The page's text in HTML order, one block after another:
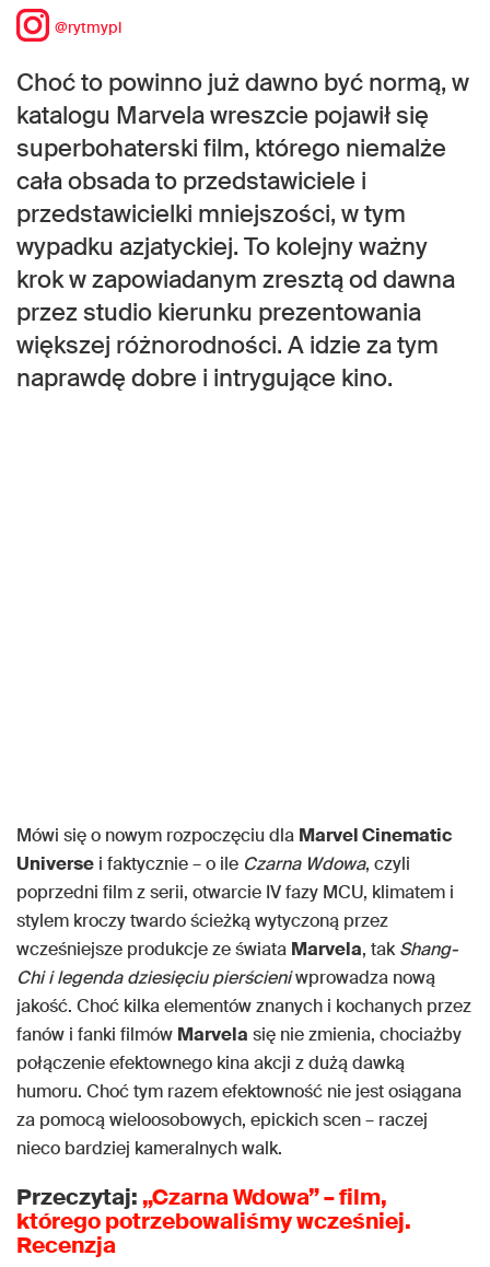
@rytmypl
Choć to powinno już dawno być normą, w
katalogu Marvela wreszcie pojawił się
superbohaterski film, którego niemalże
cała obsada to przedstawiciele i
przedstawicielki mniejszości, w tym
wypadku azjatyckiej. To kolejny ważny
krok w zapowiadanym zresztą od dawna
przez studio kierunku prezentowania
większej różnorodności. A idzie za tym
naprawdę dobre i intrygujące kino.
Mówi się o nowym rozpoczęciu dla Marvel Cinematic
Universe i faktycznie – o ile Czarna Wdowa, czyli
poprzedni film z serii, otwarcie IV fazy MCU, klimatem i
stylem kroczy twardo ścieżką wytyczoną przez
wcześniejsze produkcje ze świata Marvela, takShang-
Chi i legenda dziesięciu pierścieniwprowadza nową
jakość. Choć kilka elementów znanych i kochanych przez
fanów i fanki filmów Marvela się nie zmienia, chociażby
połączenie efektownego kina akcji z dużą dawką
humoru. Choć tym razem efektowność nie jest osiągana
za pomocą wieloosobowych, epickich scen – raczej
nieco bardziej kameralnych walk.
Przeczytaj: „Czarna Wdowa” – film,
którego potrzebowaliśmy wcześniej.
Recenzja